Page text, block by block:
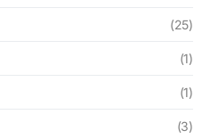
(25)
(1)
(1)
(3)